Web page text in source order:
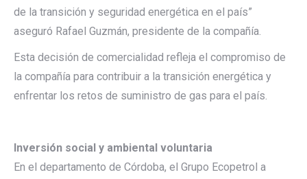
de la transición y seguridad energética en el país”
aseguró Rafael Guzmán, presidente de la compañía.
Esta decisión de comercialidad refleja el compromiso de
la compañía para contribuir a la transición energética y
enfrentar los retos de suministro de gas para el país.
Inversión social y ambiental voluntaria
En el departamento de Córdoba, el Grupo Ecopetrol a